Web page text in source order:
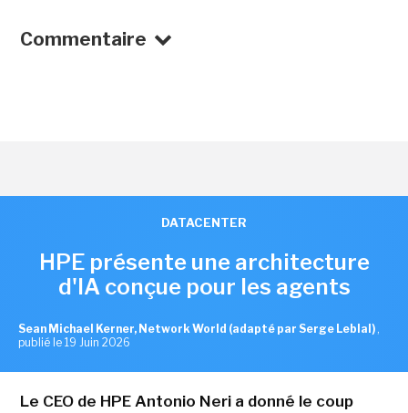
Commentaire
DATACENTER
HPE présente une architecture
d'IA conçue pour les agents
Sean Michael Kerner, Network World (adapté par Serge Leblal) ,
publié le 19 Juin 2026
Le CEO de HPE Antonio Neri a donné le coup